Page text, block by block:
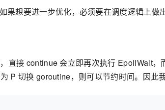
想要进一步优化，必须要在调度逻辑上做
直接 continue 会立即再次执行 EpollWait
P 切换 goroutine，则可以节约时间。因此